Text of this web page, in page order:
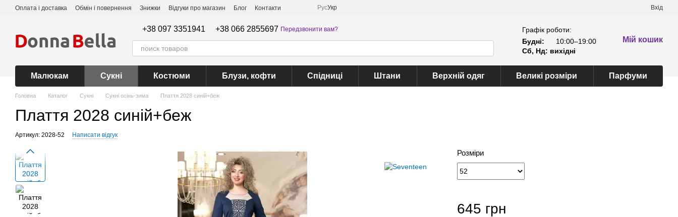
Перейти до основного контенту
Оплата і доставка Обмін і повернення Знижки Відгуки про магазин Блог Контакти РусУкр Вхід
+38 097 3351941 +38 066 2855697 Передзвонити вам?
Графік роботи:
Будні:
10:00–19:00
Сб, Нд: вихідні
Мій кошик
Малюкам Сукні Костюми Блузи, кофти Спідниці Штани Верхній одяг Великі розміри Парфуми
Головна Каталог Сукні Сукні осінь-зима Плаття 2028 синій+беж
Плаття 2028 синій+беж
Артикул: 2028-52 Написати відгук
Розміри
645 грн